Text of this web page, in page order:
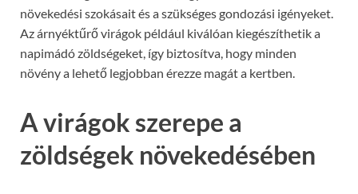
növekedési szokásait és a szükséges gondozási igényeket.
Az árnyéktűrő virágok például kiválóan kiegészíthetik a
napimádó zöldségeket, így biztosítva, hogy minden
növény a lehető legjobban érezze magát a kertben.
A virágok szerepe a
zöldségek növekedésében